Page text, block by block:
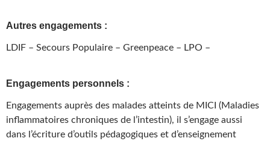
Autres engagements :
LDIF – Secours Populaire – Greenpeace – LPO –
Engagements personnels :
Engagements auprès des malades atteints de MICI (Maladies
inflammatoires chroniques de l’intestin), il s’engage aussi
dans l’écriture d’outils pédagogiques et d’enseignement